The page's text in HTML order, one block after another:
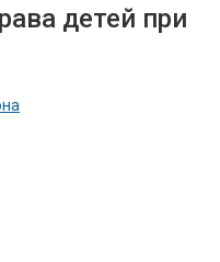
детей при